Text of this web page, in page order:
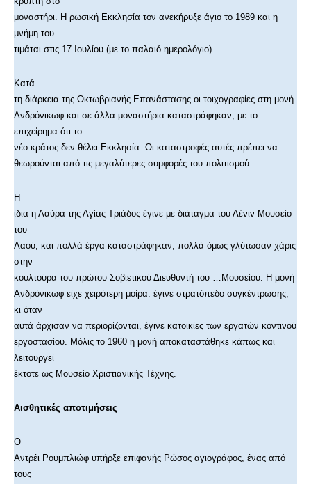
μοναστήρι. Η ρωσική Εκκλησία τον ανεκήρυξε άγιο το 1989 και η
μνήμη του
τιμάται στις 17 Ιουλίου (με το παλαιό ημερολόγιο).
Κατά
τη διάρκεια της Οκτωβριανής Επανάστασης οι τοιχογραφίες στη μονή
Ανδρόνικωφ και σε άλλα μοναστήρια καταστράφηκαν, με το
επιχείρημα ότι το
νέο κράτος δεν θέλει Εκκλησία. Οι καταστροφές αυτές πρέπει να
θεωρούνται από τις μεγαλύτερες συμφορές του πολιτισμού.
Η
ίδια η Λαύρα της Αγίας Τριάδος έγινε με διάταγμα του Λένιν Μουσείο
του
Λαού, και πολλά έργα καταστράφηκαν, πολλά όμως γλύτωσαν χάρις
στην
κουλτούρα του πρώτου Σοβιετικού Διευθυντή του …Μουσείου. Η μονή
Ανδρόνικωφ είχε χειρότερη μοίρα: έγινε στρατόπεδο συγκέντρωσης,
κι όταν
αυτά άρχισαν να περιορίζονται, έγινε κατοικίες των εργατών κοντινού
εργοστασίου. Μόλις το 1960 η μονή αποκαταστάθηκε κάπως και
λειτουργεί
έκτοτε ως Μουσείο Χριστιανικής Τέχνης.
Αισθητικές αποτιμήσεις
Ο
Αντρέι Ρουμπλιώφ υπήρξε επιφανής Ρώσος αγιογράφος, ένας από
τους